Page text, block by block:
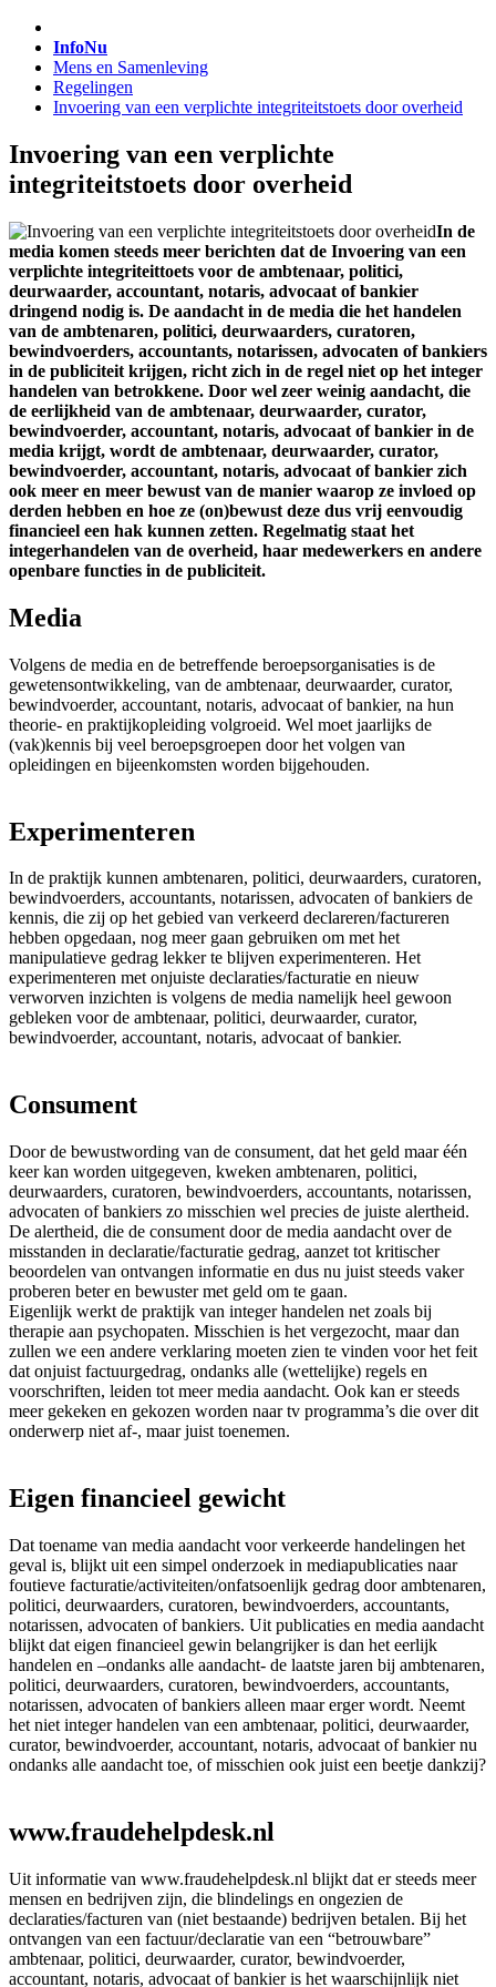
InfoNu
Mens en Samenleving
Regelingen
Invoering van een verplichte integriteitstoets door overheid
Invoering van een verplichte
integriteitstoets door overheid
In de
media komen steeds meer berichten dat de Invoering van een
verplichte integriteittoets voor de ambtenaar, politici,
deurwaarder, accountant, notaris, advocaat of bankier
dringend nodig is. De aandacht in de media die het handelen
van de ambtenaren, politici, deurwaarders, curatoren,
bewindvoerders, accountants, notarissen, advocaten of bankiers
in de publiciteit krijgen, richt zich in de regel niet op het integer
handelen van betrokkene. Door wel zeer weinig aandacht, die
de eerlijkheid van de ambtenaar, deurwaarder, curator,
bewindvoerder, accountant, notaris, advocaat of bankier in de
media krijgt, wordt de ambtenaar, deurwaarder, curator,
bewindvoerder, accountant, notaris, advocaat of bankier zich
ook meer en meer bewust van de manier waarop ze invloed op
derden hebben en hoe ze (on)bewust deze dus vrij eenvoudig
financieel een hak kunnen zetten. Regelmatig staat het
integerhandelen van de overheid, haar medewerkers en andere
openbare functies in de publiciteit.
Media
Volgens de media en de betreffende beroepsorganisaties is de
gewetensontwikkeling, van de ambtenaar, deurwaarder, curator,
bewindvoerder, accountant, notaris, advocaat of bankier, na hun
theorie- en praktijkopleiding volgroeid. Wel moet jaarlijks de
(vak)kennis bij veel beroepsgroepen door het volgen van
opleidingen en bijeenkomsten worden bijgehouden.
Experimenteren
In de praktijk kunnen ambtenaren, politici, deurwaarders, curatoren,
bewindvoerders, accountants, notarissen, advocaten of bankiers de
kennis, die zij op het gebied van verkeerd declareren/factureren
hebben opgedaan, nog meer gaan gebruiken om met het
manipulatieve gedrag lekker te blijven experimenteren. Het
experimenteren met onjuiste declaraties/facturatie en nieuw
verworven inzichten is volgens de media namelijk heel gewoon
gebleken voor de ambtenaar, politici, deurwaarder, curator,
bewindvoerder, accountant, notaris, advocaat of bankier.
Consument
Door de bewustwording van de consument, dat het geld maar één
keer kan worden uitgegeven, kweken ambtenaren, politici,
deurwaarders, curatoren, bewindvoerders, accountants, notarissen,
advocaten of bankiers zo misschien wel precies de juiste alertheid.
De alertheid, die de consument door de media aandacht over de
misstanden in declaratie/facturatie gedrag, aanzet tot kritischer
beoordelen van ontvangen informatie en dus nu juist steeds vaker
proberen beter en bewuster met geld om te gaan.
Eigenlijk werkt de praktijk van integer handelen net zoals bij
therapie aan psychopaten. Misschien is het vergezocht, maar dan
zullen we een andere verklaring moeten zien te vinden voor het feit
dat onjuist factuurgedrag, ondanks alle (wettelijke) regels en
voorschriften, leiden tot meer media aandacht. Ook kan er steeds
meer gekeken en gekozen worden naar tv programma’s die over dit
onderwerp niet af-, maar juist toenemen.
Eigen financieel gewicht
Dat toename van media aandacht voor verkeerde handelingen het
geval is, blijkt uit een simpel onderzoek in mediapublicaties naar
foutieve facturatie/activiteiten/onfatsoenlijk gedrag door ambtenaren,
politici, deurwaarders, curatoren, bewindvoerders, accountants,
notarissen, advocaten of bankiers. Uit publicaties en media aandacht
blijkt dat eigen financieel gewin belangrijker is dan het eerlijk
handelen en –ondanks alle aandacht- de laatste jaren bij ambtenaren,
politici, deurwaarders, curatoren, bewindvoerders, accountants,
notarissen, advocaten of bankiers alleen maar erger wordt. Neemt
het niet integer handelen van een ambtenaar, politici, deurwaarder,
curator, bewindvoerder, accountant, notaris, advocaat of bankier nu
ondanks alle aandacht toe, of misschien ook juist een beetje dankzij?
www.fraudehelpdesk.nl
Uit informatie van www.fraudehelpdesk.nl blijkt dat er steeds meer
mensen en bedrijven zijn, die blindelings en ongezien de
declaraties/facturen van (niet bestaande) bedrijven betalen. Bij het
ontvangen van een factuur/declaratie van een “betrouwbare”
ambtenaar, politici, deurwaarder, curator, bewindvoerder,
accountant, notaris, advocaat of bankier is het waarschijnlijk niet